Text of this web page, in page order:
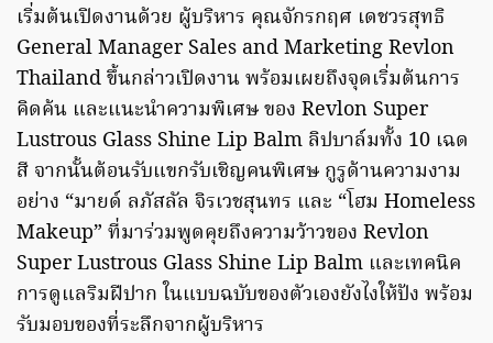
เริ่มต้นเปิดงานด้วย ผู้บริหาร คุณจักรกฤศ เดชวรสุทธิ
General Manager Sales and Marketing Revlon
Thailand ขึ้นกล่าวเปิดงาน พร้อมเผยถึงจุดเริ่มต้นการ
คิดค้น และแนะนำความพิเศษ ของ Revlon Super
Lustrous Glass Shine Lip Balm ลิปบาล์มทั้ง 10 เฉด
สี จากนั้นต้อนรับแขกรับเชิญคนพิเศษ กูรูด้านความงาม
อย่าง “มายด์ ลภัสลัล จิรเวชสุนทร และ “โฮม Homeless
Makeup” ที่มาร่วมพูดคุยถึงความว้าวของ Revlon
Super Lustrous Glass Shine Lip Balm และเทคนิค
การดูแลริมฝีปาก ในแบบฉบับของตัวเองยังไงให้ปัง พร้อม
รับมอบของที่ระลึกจากผู้บริหาร